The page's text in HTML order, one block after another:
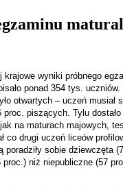
wyniki próbnego
ponad 354 tys.
otwartych – uczeń musiał
piszących. Tylu
na maturach majowych,
drugi uczeń liceów
sobie dziewczęta
niż niepubliczne (57